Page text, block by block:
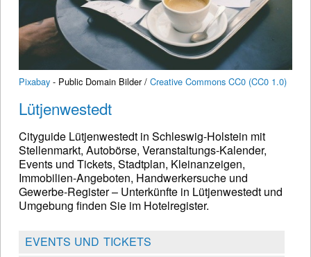
Pixabay - Public Domain Bilder / Creative Commons CC0 (CC0 1.0)
Lütjenwestedt
Cityguide Lütjenwestedt in Schleswig-Holstein mit
Stellenmarkt, Autobörse, Veranstaltungs-Kalender,
Events und Tickets, Stadtplan, Kleinanzeigen,
Immobilien-Angeboten, Handwerkersuche und
Gewerbe-Register – Unterkünfte in Lütjenwestedt und
Umgebung finden Sie im Hotelregister.
EVENTS UND TICKETS